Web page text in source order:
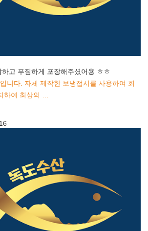
고 푸짐하게 포장해주셨어용 ㅎㅎ
니다. 자체 제작한 보냉접시를 사용하여 회
하여 최상의 …